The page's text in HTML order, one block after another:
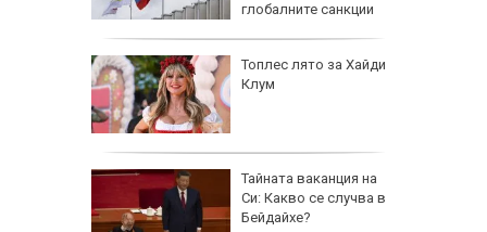
глобалните санкции
Топлес лято за Хайди
Клум
Тайната ваканция на
Си: Какво се случва в
Бейдайхе?